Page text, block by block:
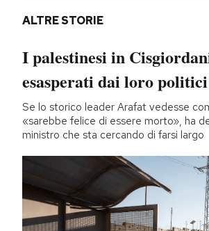
ALTRE STORIE
I palestinesi in
esasperati dai loro politici
Se lo storico leader Arafat vedesse
«sarebbe felice di essere morto», ha
ministro che sta cercando di farsi largo